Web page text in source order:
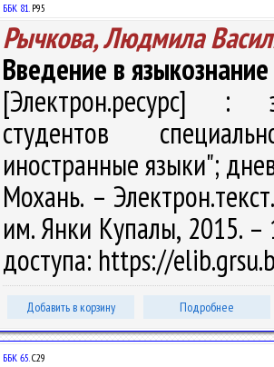
ББК 81.Р95
Рычкова, Людмила
Введение в
[Электрон.ресурс] :
студентов
иностранные языки";
Мохань. –
им. Янки Купалы, 2015. –
доступа: https://
Добавить в корзину Подробнее
ББК 65.С29